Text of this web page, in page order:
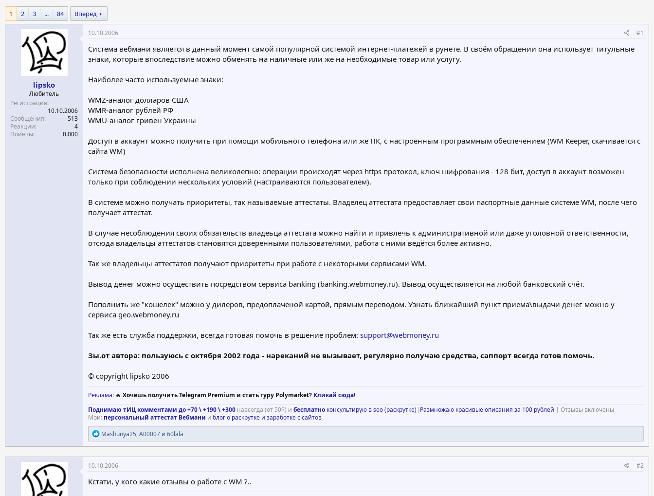
т
о
р
т
н
а
а
л
а
1 2 3 ... 84 Вперёд
lipsko
Любитель
Регистрация
10.10.2006
Сообщения
513
Реакции
4
Поинты
0.000
10.10.2006 #1
Система вебмани является в данный момент самой популярной системой интернет-платежей в рунете. В своём обращении она использует титульные
знаки, которые впоследствие можно обменять на наличные или же на необходимые товар или услугу.
Наиболее часто используемые знаки:
WMZ-аналог долларов США
WMR-аналог рублей РФ
WMU-аналог гривен Украины
Доступ в аккаунт можно получить при помощи мобильного телефона или же ПК, с настроенным программным обеспечением (WM Keeper, скачивается с
сайта WM)
Система безопасности исполнена великолепно: операции происходят через https протокол, ключ шифрования - 128 бит, доступ в аккаунт возможен
только при соблюдении нескольких условий (настраиваются пользователем).
В системе можно получать приоритеты, так называемые аттестаты. Владелец аттестата предоставляет свои паспортные данные системе WM, после чего
получает аттестат.
В случае несоблюдения своих обязательств владеьца аттестата можно найти и привлечь к административной или даже уголовной ответственности,
отсюда владельцы аттестатов становятся доверенными пользователями, работа с ними ведётся более активно.
Так же владельцы аттестатов получают приоритеты при работе с некоторыми сервисами WM.
Вывод денег можно осуществить посредством сервиса banking (banking.webmoney.ru). Вывод осуществляется на любой банковский счёт.
Пополнить же "кошелёк" можно у дилеров, предоплаченой картой, прямым переводом. Узнать ближайший пункт приёма\выдачи денег можно у
сервиса geo.webmoney.ru
Так же есть служба поддержки, всегда готовая помочь в решение проблем: support@webmoney.ru
Зы.от автора: пользуюсь с октября 2002 года - нареканий не вызывает, регулярно получаю средства, саппорт всегда готов помочь.
© copyright lipsko 2006
Реклама: 🔥 Хочешь получить Telegram Premium и стать гуру Polymarket? Кликай сюда!
Поднимаю тИЦ комментами до +70 \ +190 \ +300 навсегда (от 50$) и бесплатно консультирую в seo (раскрутке) | Размножаю красивые описания за 100 рублей | Отзывы включены
Мои: персональный аттестат Вебмани и блог о раскрутке и заработке с сайтов
Р
е
а
к
ц
и
и
Mashunya25,A00007 и 60lala
10.10.2006 #2
Кстати, у кого какие отзывы о работе с WM ?..